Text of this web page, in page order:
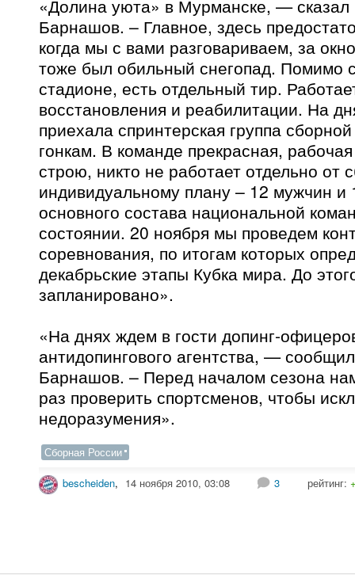
«Долина уюта» в Мурманске, —
Барнашов. – Главное, здесь
когда мы с вами разговариваем, за
тоже был обильный снегопад. Помимо
стадионе, есть отдельный тир.
восстановления и реабилитации. На
приехала спринтерская группа
гонкам. В команде прекрасная,
строю, никто не работает отдельно от
индивидуальному плану – 12 мужчин
основного состава национальной
состоянии. 20 ноября мы проведем
соревнования, по итогам которых
декабрьские этапы Кубка мира. До
запланировано».
«На днях ждем в гости допинг-
антидопингового агентства, —
Барнашов. – Перед началом сезона
раз проверить спортсменов, чтобы
недоразумения».
Сборная России
bescheiden, 14 ноября 2010, 03:08 3 рейтинг: